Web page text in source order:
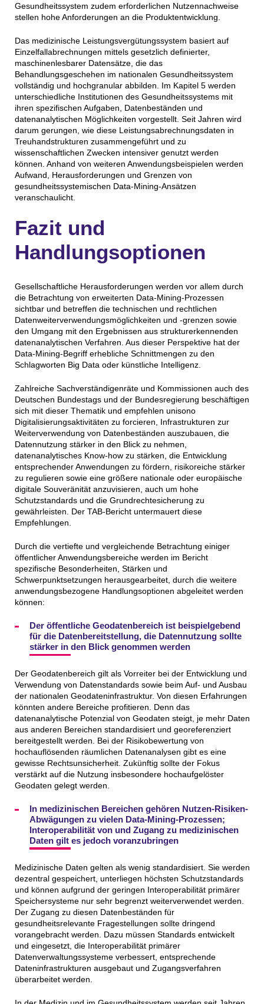
Gesundheitssystem zudem erforderlichen Nutzennachweise
stellen hohe Anforderungen an die Produktentwicklung.
Das medizinische Leistungsvergütungssystem basiert auf
Einzelfallabrechnungen mittels gesetzlich definierter,
maschinenlesbarer Datensätze, die das
Behandlungsgeschehen im nationalen Gesundheitssystem
vollständig und hochgranular abbilden. Im Kapitel 5 werden
unterschiedliche Institutionen des Gesundheitssystems mit
ihren spezifischen Aufgaben, Datenbeständen und
datenanalytischen Möglichkeiten vorgestellt. Seit Jahren wird
darum gerungen, wie diese Leistungsabrechnungsdaten in
Treuhandstrukturen zusammengeführt und zu
wissenschaftlichen Zwecken intensiver genutzt werden
können. Anhand von weiteren Anwendungsbeispielen werden
Aufwand, Herausforderungen und Grenzen von
gesundheitssystemischen Data-Mining-Ansätzen
veranschaulicht.
Fazit und
Handlungsoptionen
Gesellschaftliche Herausforderungen werden vor allem durch
die Betrachtung von erweiterten Data-Mining-Prozessen
sichtbar und betreffen die technischen und rechtlichen
Datenweiterverwendungsmöglichkeiten und -grenzen sowie
den Umgang mit den Ergebnissen aus strukturerkennenden
datenanalytischen Verfahren. Aus dieser Perspektive hat der
Data-Mining-Begriff erhebliche Schnittmengen zu den
Schlagworten Big Data oder künstliche Intelligenz.
Zahlreiche Sachverständigenräte und Kommissionen auch des
Deutschen Bundestags und der Bundesregierung beschäftigen
sich mit dieser Thematik und empfehlen unisono
Digitalisierungsaktivitäten zu forcieren, Infrastrukturen zur
Weiterverwendung von Datenbeständen auszubauen, die
Datennutzung stärker in den Blick zu nehmen,
datenanalytisches Know-how zu stärken, die Entwicklung
entsprechender Anwendungen zu fördern, risikoreiche stärker
zu regulieren sowie eine größere nationale oder europäische
digitale Souveränität anzuvisieren, auch um hohe
Schutzstandards und die Grundrechtesicherung zu
gewährleisten. Der TAB-Bericht untermauert diese
Empfehlungen.
Durch die vertiefte und vergleichende Betrachtung einiger
öffentlicher Anwendungsbereiche werden im Bericht
spezifische Besonderheiten, Stärken und
Schwerpunktsetzungen herausgearbeitet, durch die weitere
anwendungsbezogene Handlungsoptionen abgeleitet werden
können:
Der öffentliche Geodatenbereich ist beispielgebend
für die Datenbereitstellung, die Datennutzung sollte
stärker in den Blick genommen werden
Der Geodatenbereich gilt als Vorreiter bei der Entwicklung und
Verwendung von Datenstandards sowie beim Auf- und Ausbau
der nationalen Geodateninfrastruktur. Von diesen Erfahrungen
könnten andere Bereiche profitieren. Denn das
datenanalytische Potenzial von Geodaten steigt, je mehr Daten
aus anderen Bereichen standardisiert und georeferenziert
bereitgestellt werden. Bei der Risikobewertung von
hochauflösenden räumlichen Datenanalysen gibt es eine
gewisse Rechtsunsicherheit. Zukünftig sollte der Fokus
verstärkt auf die Nutzung insbesondere hochaufgelöster
Geodaten gelegt werden.
In medizinischen Bereichen gehören Nutzen-Risiken-
Abwägungen zu vielen Data-Mining-Prozessen;
Interoperabilität von und Zugang zu medizinischen
Daten gilt es jedoch voranzubringen
Medizinische Daten gelten als wenig standardisiert. Sie werden
dezentral gespeichert, unterliegen höchsten Schutzstandards
und können aufgrund der geringen Interoperabilität primärer
Speichersysteme nur sehr begrenzt weiterverwendet werden.
Der Zugang zu diesen Datenbeständen für
gesundheitsrelevante Fragestellungen sollte dringend
vorangebracht werden. Dazu müssen Standards entwickelt
und eingesetzt, die Interoperabilität primärer
Datenverwaltungssysteme verbessert, entsprechende
Dateninfrastrukturen ausgebaut und Zugangsverfahren
überarbeitet werden.